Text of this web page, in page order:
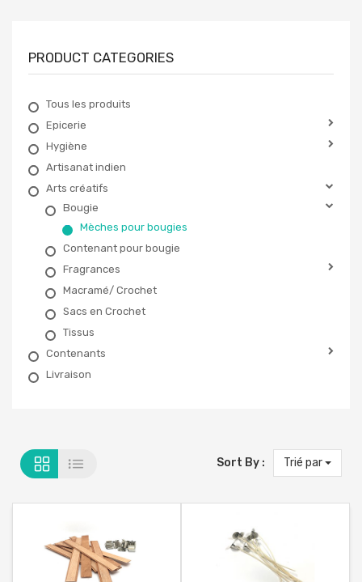
PRODUCT CATEGORIES
Tous les produits
Epicerie
Hygiène
Artisanat indien
Arts créatifs
Bougie
Mèches pour bougies
Contenant pour bougie
Fragrances
Macramé/ Crochet
Sacs en Crochet
Tissus
Contenants
Livraison
Sort By : Trié par